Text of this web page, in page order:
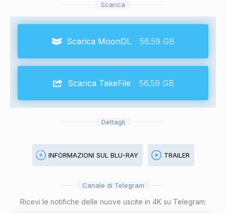
Scarica
Scarica MoonDL 56.59 GB
Scarica TakeFile 56.59 GB
Dettagli
INFORMAZIONI SUL BLU-RAY TRAILER
Canale di Telegram
Ricevi le notifiche delle nuove uscite in 4K su Telegram: